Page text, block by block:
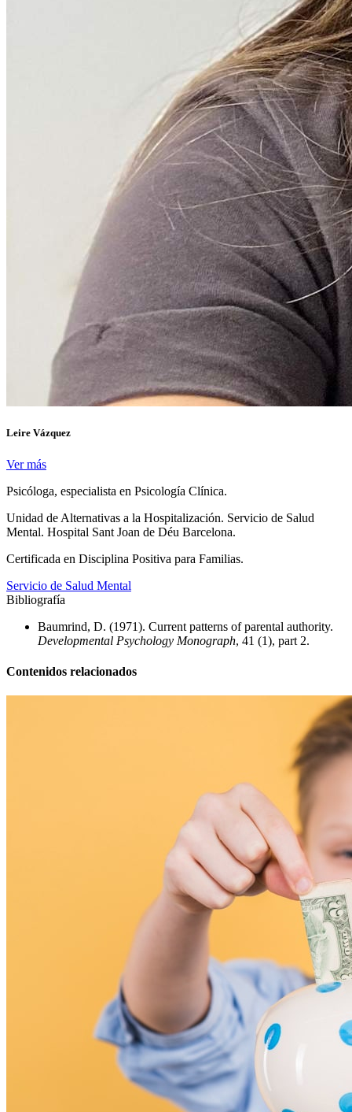
Leire Vázquez
Ver más
Psicóloga, especialista en Psicología Clínica.
Unidad de Alternativas a la Hospitalización. Servicio de Salud
Mental. Hospital Sant Joan de Déu Barcelona.
Certificada en Disciplina Positiva para Familias.
Servicio de Salud Mental
Bibliografía
Baumrind, D. (1971). Current patterns of parental authority.
Developmental Psychology Monograph, 41 (1), part 2.
Contenidos relacionados